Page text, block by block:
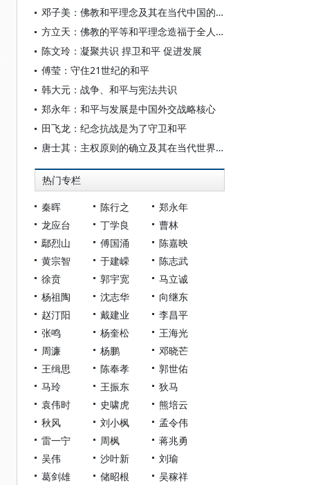
邓子美：佛教和平理念及其在当代中国的实践
方立天：佛教的平等和平理念造福于全人类
陈文玲：凝聚共识 捍卫和平 促进发展
傅莹：守住21世纪的和平
韩大元：战争、和平与宪法共识
郑永年：和平与发展是中国外交战略核心
田飞龙：纪念抗战是为了守卫和平
唐士其：主权原则的确立及其在当代世界的意义
热门专栏
秦晖 陈行之
郑永年
龙应台
丁学良
曹林
鄢烈山
傅国涌
陈嘉映
黄宗智
于建嵘
陈志武
徐贲
郭宇宽
马立诚
杨祖陶
沈志华
向继东
赵汀阳
戴建业
李昌平
张鸣
杨奎松
王海光
周濂
杨鹏
邓晓芒
王缉思
陈奉孝
郭世佑
马玲
王振东
狄马
袁伟时
史啸虎
熊培云
秋风
刘小枫
孟令伟
雷一宁
周枫
蒋兆勇
吴伟
沙叶新
刘瑜
葛剑雄
储昭根
吴稼祥